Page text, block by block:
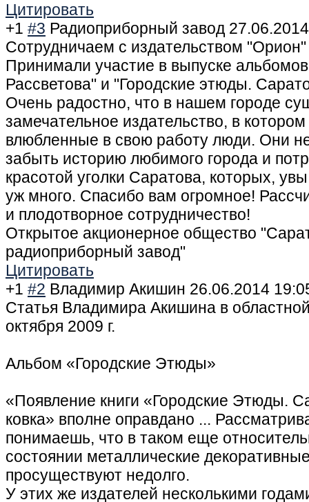
Цитировать
+1 #3 Радиоприборный завод
Сотрудничаем с издательством
Принимали участие в выпуске
Рассветова" и "Городские этюды.
Очень радостно, что в нашем городе
замечательное издательство, в котором
влюбленные в свою работу люди. Они
забыть историю любимого города и
красотой уголки Саратова, которых,
уж много. Спасибо вам огромное!
и плодотворное сотрудничество!
Открытое акционерное общество
радиоприборный завод"
Цитировать
+1 #2 Владимир Акишин 26.06.2014
Статья Владимира Акишина в областной
октября 2009 г.
Альбом «Городские Этюды»
«Появление книги «Городские Этюды.
ковка» вполне оправдано ...
понимаешь, что в таком еще
состоянии металлические
просуществуют недолго.
У этих же издателей несколькими